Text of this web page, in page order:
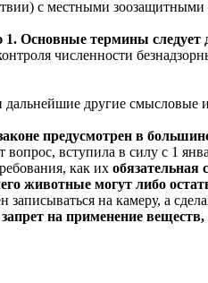
с местными
1. Основные термины
численности
другие смысловые
предусмотрен в
вопрос, вступила в силу с 1
как их обязательная
животные могут либо
записываться на камеру, а
запрет на применение